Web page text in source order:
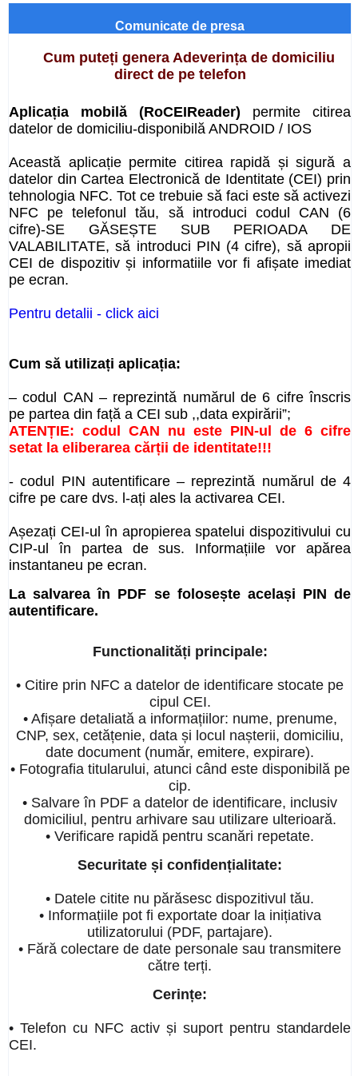
Comunicate de presa
Cum puteți genera Adeverința de domiciliu
direct de pe telefon
Aplicația mobilă (RoCEIReader) permite citirea
datelor de domiciliu-disponibilă ANDROID / IOS
Această aplicație permite citirea rapidă și sigură a
datelor din Cartea Electronică de Identitate (CEI) prin
tehnologia NFC. Tot ce trebuie să faci este să activezi
NFC pe telefonul tău, să introduci codul CAN (6
cifre)-SE GĂSEȘTE SUB PERIOADA DE
VALABILITATE, să introduci PIN (4 cifre), să apropii
CEI de dispozitiv și informatiile vor fi afișate imediat
pe ecran.
Pentru detalii - click aici
Cum să utilizați aplicația:
– codul CAN – reprezintă numărul de 6 cifre înscris
pe partea din față a CEI sub ,,data expirării”;
ATENȚIE: codul CAN nu este PIN-ul de 6 cifre
setat la eliberarea cărții de identitate!!!
- codul PIN autentificare – reprezintă numărul de 4
cifre pe care dvs. l-ați ales la activarea CEI.
Așezați CEI-ul în apropierea spatelui dispozitivului cu
CIP-ul în partea de sus. Informațiile vor apărea
instantaneu pe ecran.
La salvarea în PDF se folosește același PIN de
autentificare.
Functionalități principale:
• Citire prin NFC a datelor de identificare stocate pe
cipul CEI.
• Afișare detaliată a informațiilor: nume, prenume,
CNP, sex, cetățenie, data și locul nașterii, domiciliu,
date document (număr, emitere, expirare).
• Fotografia titularului, atunci când este disponibilă pe
cip.
• Salvare în PDF a datelor de identificare, inclusiv
domiciliul, pentru arhivare sau utilizare ulterioară.
• Verificare rapidă pentru scanări repetate.
Securitate și confidențialitate:
• Datele citite nu părăsesc dispozitivul tău.
• Informațiile pot fi exportate doar la inițiativa
utilizatorului (PDF, partajare).
• Fără colectare de date personale sau transmitere
către terți.
Cerințe:
• Telefon cu NFC activ și suport pentru standardele
CEI.